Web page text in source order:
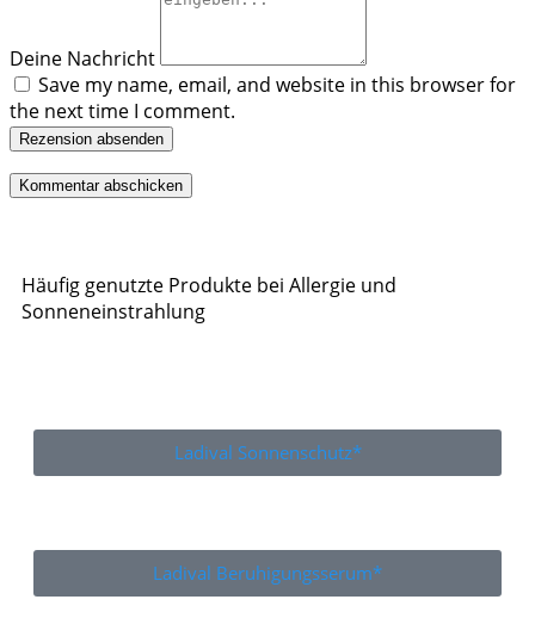
Deine Nachricht
Save my name, email, and website in this browser for
the next time I comment.
Rezension absenden
Häufig genutzte Produkte bei Allergie und
Sonneneinstrahlung
Ladival Sonnenschutz*
Ladival Beruhigungsserum*